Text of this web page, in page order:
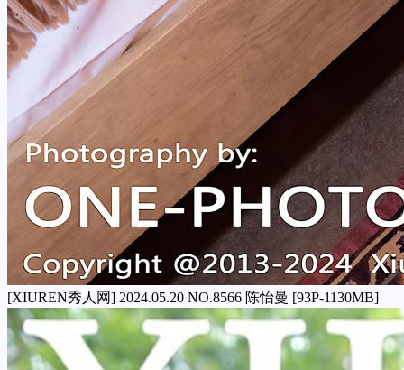
[XIUREN秀人网] 2024.05.20 NO.8566 陈怡曼 [93P-1130MB]